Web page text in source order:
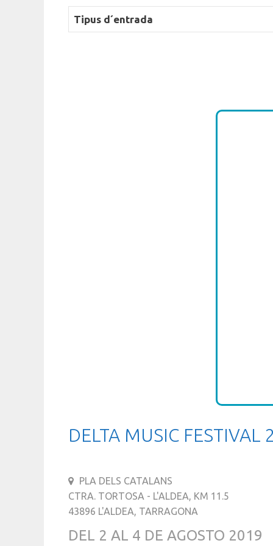
Tipus d´entrada
DELTA MUSIC FESTIVAL
PLA DELS CATALANS
CTRA. TORTOSA - L'ALDEA, KM 11.5
43896 L'ALDEA, TARRAGONA
DEL 2 AL 4 DE AGOSTO 2019